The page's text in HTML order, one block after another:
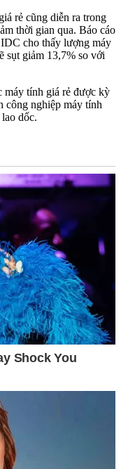
rẻ cũng diễn ra trong
thời gian qua. Báo cáo
cho thấy lượng máy
sụt giảm 13,7% so với
máy tính giá rẻ được kỳ
công nghiệp máy tính
dốc.